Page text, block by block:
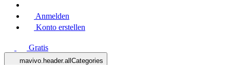
Anmelden
Konto erstellen
Gratis
mavivo.header.allCategories